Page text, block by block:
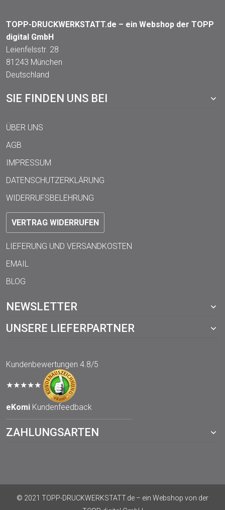
TOPP-DRUCKWERKSTATT.de – ein Webshop der TOPP
digital GmbH
Leienfelsstr. 28
81243 München
Deutschland
SIE FINDEN UNS BEI
ÜBER UNS
AGB
IMPRESSUM
DATENSCHUTZERKLÄRUNG
WIDERRUFSBELEHRUNG
VERTRAG WIDERRUFEN
LIEFERUNG UND VERSANDKOSTEN
EMAIL
BLOG
NEWSLETTER
UNSERE LIEFERPARTNER
Kundenbewertungen 4.8/5
★★★★★
eKomi Kundenfeedback
ZAHLUNGSARTEN
© 2021 TOPP-DRUCKWERKSTATT.de – ein Webshop von der